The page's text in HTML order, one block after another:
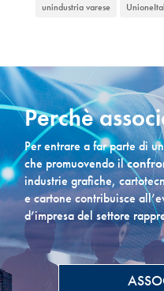
unindustria varese
Perchè
Per entrare a far parte di
che promuovendo il
industrie grafiche,
e cartone contribuisce
d’impresa del settore